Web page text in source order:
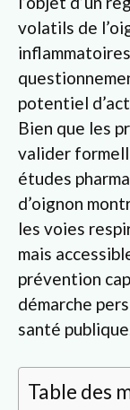
volatils de
potentiel
Bien que les
valider
études
d’oignon
les voies
mais
prévention
démarche
santé publique.
Table des